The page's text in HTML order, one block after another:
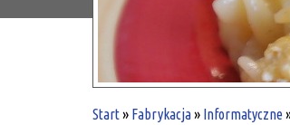
Start» Fabrykacja» Informatyczne